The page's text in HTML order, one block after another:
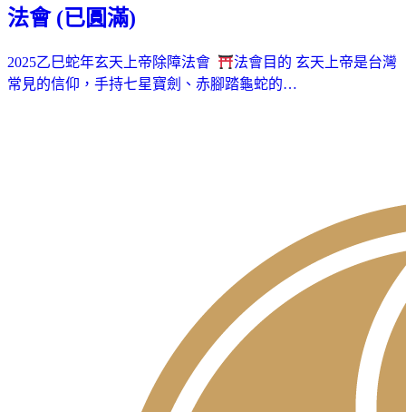
法會 (已圓滿)
2025乙巳蛇年玄天上帝除障法會
法會目的 玄天上帝是台灣
常見的信仰，手持七星寶劍、赤腳踏龜蛇的…